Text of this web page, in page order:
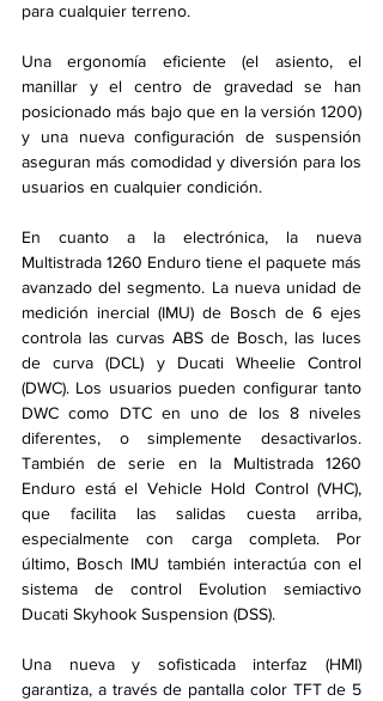
para cualquier terreno.
Una ergonomía eficiente (el asiento, el
manillar y el centro de gravedad se han
posicionado más bajo que en la versión 1200)
y una nueva configuración de suspensión
aseguran más comodidad y diversión para los
usuarios en cualquier condición.
En cuanto a la electrónica, la nueva
Multistrada 1260 Enduro tiene el paquete más
avanzado del segmento. La nueva unidad de
medición inercial (IMU) de Bosch de 6 ejes
controla las curvas ABS de Bosch, las luces
de curva (DCL) y Ducati Wheelie Control
(DWC). Los usuarios pueden configurar tanto
DWC como DTC en uno de los 8 niveles
diferentes, o simplemente desactivarlos.
También de serie en la Multistrada 1260
Enduro está el Vehicle Hold Control (VHC),
que facilita las salidas cuesta arriba,
especialmente con carga completa. Por
último, Bosch IMU también interactúa con el
sistema de control Evolution semiactivo
Ducati Skyhook Suspension (DSS).
Una nueva y sofisticada interfaz (HMI)
garantiza, a través de pantalla color TFT de 5